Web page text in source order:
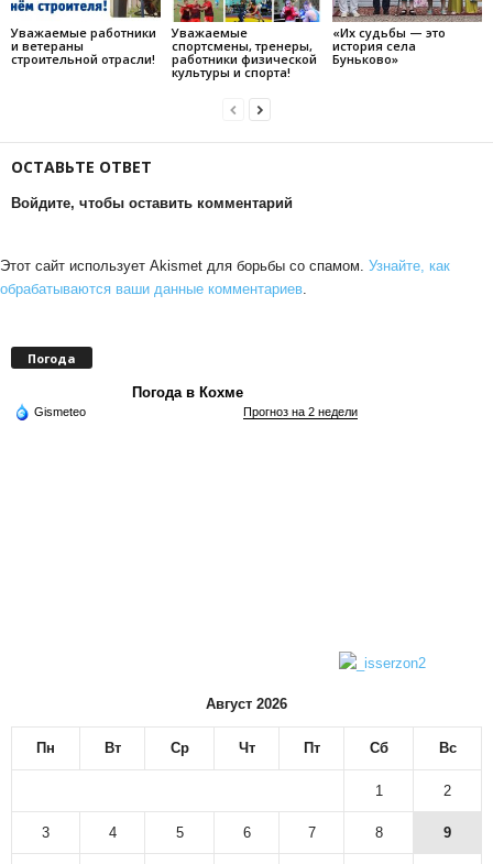
Уважаемые работники
и ветераны
строительной отрасли!
Уважаемые
спортсмены, тренеры,
работники физической
культуры и спорта!
«Их судьбы — это
история села
Буньково»
ОСТАВЬТЕ ОТВЕТ
Войдите, чтобы оставить комментарий
Этот сайт использует Akismet для борьбы со спамом. Узнайте, как
обрабатываются ваши данные комментариев.
Погода
Погода в Кохме
Gismeteo Прогноз на 2 недели
Август 2026
Пн Вт Ср Чт Пт Сб Вс
1 2
3 4 5 6 7 8 9